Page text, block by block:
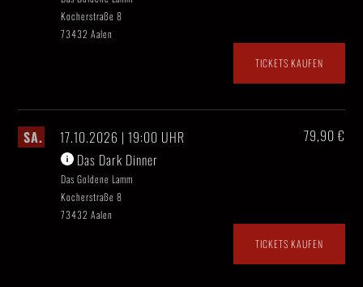
Kocherstraße 8
73432 Aalen
TICKETS KAUFEN
SA.
17.10.2026 | 19:00 UHR
Das Dark Dinner
Das Goldene Lamm
Kocherstraße 8
73432 Aalen
79,90 €
TICKETS KAUFEN